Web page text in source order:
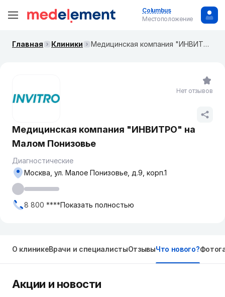
Columbus
Местоположение
Главная Клиники Медицинская компания "ИНВИТРО" на Малом Понизовье
Медицинская компания "ИНВИТРО" на
Малом Понизовье
Диагностические
Москва, ​ул. Малое Понизовье, д.9, корп.1
8 800 ****Показать полностью
Нет отзывов
О клиникеВрачи и специалистыОтзывыЧто нового?
Акции и новости